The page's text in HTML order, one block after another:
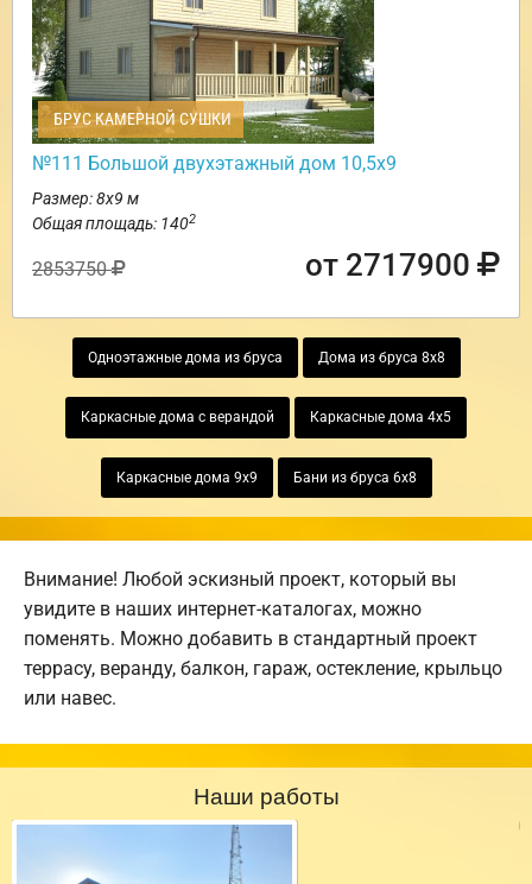
БРУС КАМЕРНОЙ СУШКИ
№111 Большой двухэтажный дом 10,5х9
Размер: 8х9 м
Общая площадь: 1402
2853750 от 2717900
Одноэтажные дома из бруса Дома из бруса 8х8
Каркасные дома с верандой Каркасные дома 4х5
Каркасные дома 9х9 Бани из бруса 6х8
Внимание! Любой эскизный проект, который вы
увидите в наших интернет-каталогах, можно
поменять. Можно добавить в стандартный проект
террасу, веранду, балкон, гараж, остекление, крыльцо
или навес.
Наши работы